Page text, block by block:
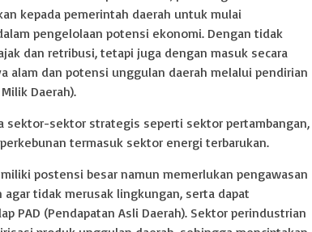
kepada pemerintah daerah untuk mulai
pengelolaan potensi ekonomi. Dengan tidak
dan retribusi, tetapi juga dengan masuk secara
alam dan potensi unggulan daerah melalui pendirian
Daerah).
sektor-sektor strategis seperti sektor pertambangan,
termasuk sektor energi terbarukan.
postensi besar namun memerlukan pengawasan
tidak merusak lingkungan, serta dapat
PAD (Pendapatan Asli Daerah). Sektor perindustrian